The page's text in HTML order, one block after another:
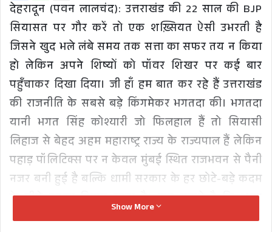
देहरादून (पवन लालचंद): उत्तराखंड की 22 साल की BJP
सियासत पर गौर करें तो एक शख़्सियत ऐसी उभरती है
जिसने खुद भले लंबे समय तक सत्ता का सफर तय न किया
हो लेकिन अपने शिष्यों को पॉवर शिखर पर कई बार
पहुँचाकर दिखा दिया। जी हाँ हम बात कर रहे हैं उत्तराखंड
की राजनीति के सबसे बड़े किंगमेकर भगतदा की। भगतदा
यानी भगत सिंह कोश्यारी जो फिलहाल हैं तो सियासी
लिहाज से बेहद अहम महाराष्ट्र राज्य के राज्यपाल हैं लेकिन
पहाड़ पॉलिटिक्स पर न केवल मुंबई स्थित राजभवन से पैनी
नजर बनी हुई है बल्कि धामी सरकार के हर छोटे-बड़े कदम
के पीछे उनका दिमाग रहता है। कह सकते है कि अगर
पुष्कर सिंह धामी किंग हैं तो भगतदा किंगमेकर!
Show More